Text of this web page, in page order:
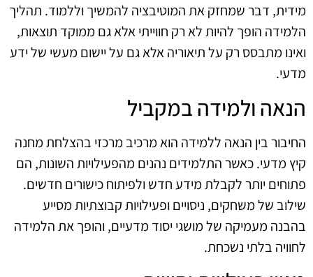
מידית, דבר שמחזק את המוטיבציה להמשיך וללמוד. תהליך
הלמידה הופך להיות לא רק חווייתי אלא גם ממוקד תוצאות,
ואינו מתבסס רק על תיאוריה אלא גם על יישום מעשי של ידע
מדעי.
הנאה ולמידה במקביל
החיבור בין הנאה ללמידה הוא מרכיב מרכזי בהצלחת מחנה
קיץ מדעי. כאשר התלמידים נהנים מהפעילויות השונות, הם
פתוחים יותר לקבלת מידע חדש ולפיתוח כישורים חדשים.
שילוב של משחקים, ניסויים ופעילויות קבוצתיות מסייע
בהבנה מעמיקה של מושגי יסוד מדעיים, והופך את הלמידה
לחוויה בלתי נשכחת.